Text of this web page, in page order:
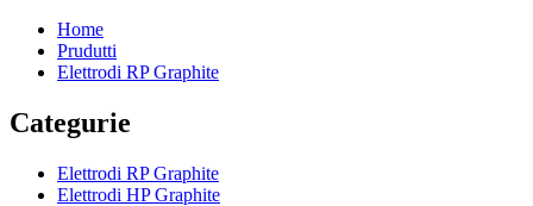
Home
Prudutti
Elettrodi RP Graphite
Categurie
Elettrodi RP Graphite
Elettrodi HP Graphite